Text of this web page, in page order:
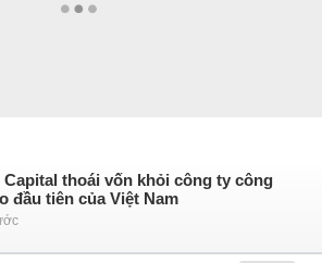
Capital thoái vốn khỏi công ty công
đầu tiên của Việt Nam